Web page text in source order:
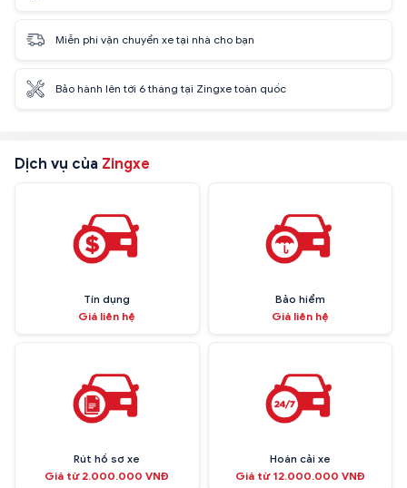
Miễn phí vận chuyển xe tại nhà cho bạn
Bảo hành lên tới 6 tháng tại Zingxe toàn quốc
Dịch vụ của Zingxe
Tín dụng
Giá liên hệ
Bảo hiểm
Giá liên hệ
Rút hồ sơ xe
Giá từ 2.000.000 VNĐ
Hoán cải xe
Giá từ 12.000.000 VNĐ